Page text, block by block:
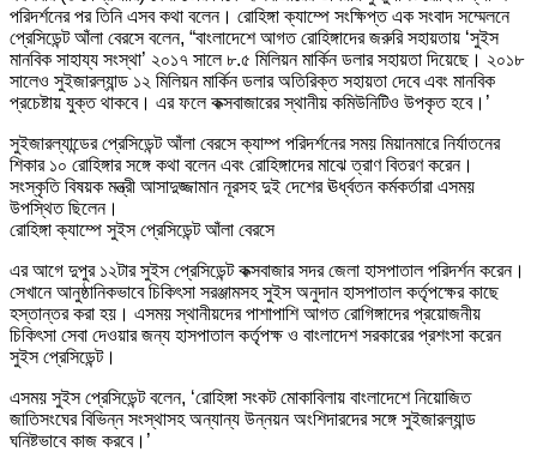
পরিদর্শনের পর তিনি এসব কথা বলেন। রোহিঙ্গা ক্যাম্পে সংক্ষিপ্ত এক সংবাদ সম্মেলনে
প্রেসিডেন্ট আঁলা বেরসে বলেন, “বাংলাদেশে আগত রোহিঙ্গাদের জরুরি সহায়তায় ‘সুইস
মানবিক সাহায্য সংস্থা’ ২০১৭ সালে ৮.৫ মিলিয়ন মার্কিন ডলার সহায়তা দিয়েছে। ২০১৮
সালেও সুইজারল্যান্ড ১২ মিলিয়ন মার্কিন ডলার অতিরিক্ত সহায়তা দেবে এবং মানবিক
প্রচেষ্টায় যুক্ত থাকবে। এর ফলে কক্সবাজারের স্থানীয় কমিউনিটিও উপকৃত হবে।’
সুইজারল্যান্ডের প্রেসিডেন্ট আঁলা বেরসে ক্যাম্প পরিদর্শনের সময় মিয়ানমারে নির্যাতনের
শিকার ১০ রোহিঙ্গার সঙ্গে কথা বলেন এবং রোহিঙ্গাদের মাঝে ত্রাণ বিতরণ করেন।
সংস্কৃতি বিষয়ক মন্ত্রী আসাদুজ্জামান নূরসহ দুই দেশের ঊর্ধ্বতন কর্মকর্তারা এসময়
উপস্থিত ছিলেন।
রোহিঙ্গা ক্যাম্পে সুইস প্রেসিডেন্ট আঁলা বেরসে
এর আগে দুপুর ১২টার সুইস প্রেসিডেন্ট কক্সবাজার সদর জেলা হাসপাতাল পরিদর্শন করেন।
সেখানে আনুষ্ঠানিকভাবে চিকিৎসা সরঞ্জামসহ সুইস অনুদান হাসপাতাল কর্তৃপক্ষের কাছে
হস্তান্তর করা হয়। এসময় স্থানীয়দের পাশাপাশি আগত রোগিঙ্গাদের প্রয়োজনীয়
চিকিৎসা সেবা দেওয়ার জন্য হাসপাতাল কর্তৃপক্ষ ও বাংলাদেশ সরকারের প্রশংসা করেন
সুইস প্রেসিডেন্ট।
এসময় সুইস প্রেসিডেন্ট বলেন, ‘রোহিঙ্গা সংকট মোকাবিলায় বাংলাদেশে নিয়োজিত
জাতিসংঘের বিভিন্ন সংস্থাসহ অন্যান্য উন্নয়ন অংশিদারদের সঙ্গে সুইজারল্যান্ড
ঘনিষ্টভাবে কাজ করবে।’